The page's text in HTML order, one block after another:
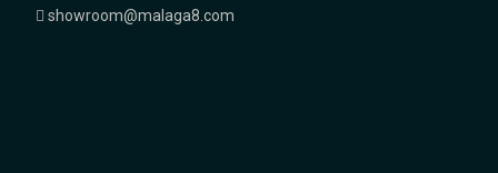
showroom@malaga8.com